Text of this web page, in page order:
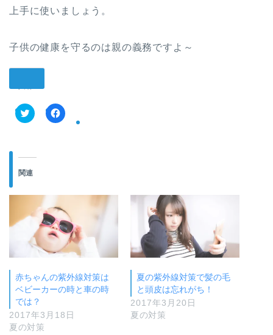
上手に使いましょう。
子供の健康を守るのは親の義務ですよ～
ク
T
w
t
r
で
い
ウ
ィ
ン
ド
ウ
で
開
F
共
す
る
に
は
ク
リ
ッ
し
て
く
い
(
関連
赤ちゃんの紫外線対策は
ベビーカーの時と車の時
では？
2017年3月18日
夏の対策
夏の紫外線対策で髪の毛
と頭皮は忘れがち！
2017年3月20日
夏の対策